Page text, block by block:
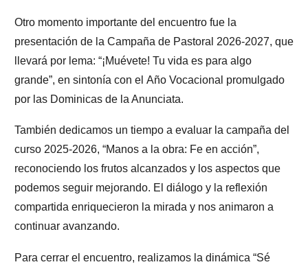
Otro momento importante del encuentro fue la
presentación de la Campaña de Pastoral 2026-2027, que
llevará por lema: “¡Muévete! Tu vida es para algo
grande”, en sintonía con el Año Vocacional promulgado
por las Dominicas de la Anunciata.
También dedicamos un tiempo a evaluar la campaña del
curso 2025-2026, “Manos a la obra: Fe en acción”,
reconociendo los frutos alcanzados y los aspectos que
podemos seguir mejorando. El diálogo y la reflexión
compartida enriquecieron la mirada y nos animaron a
continuar avanzando.
Para cerrar el encuentro, realizamos la dinámica “Sé